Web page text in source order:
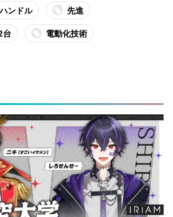
ハンドル 先進
台 電動化技術